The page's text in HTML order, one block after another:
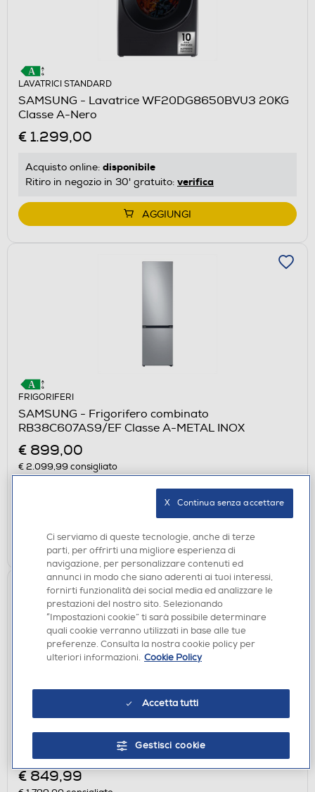
LAVATRICI STANDARD
SAMSUNG - Lavatrice WF20DG8650BVU3 20KG
Classe A-Nero
€ 1.299,00
Acquisto online: disponibile
Ritiro in negozio in 30' gratuito: verifica
AGGIUNGI
FRIGORIFERI
SAMSUNG - Frigorifero combinato
RB38C607AS9/EF Classe A-METAL INOX
€ 899,00
€ 2.099,99 consigliato
Ritiro in negozio in 30' gratuito: verifica
AGGIUNGI
SAMSUNG - Frigorifero combinato
RB38T607BS9/EF ClasseB 387lt-METAL INOX
€ 849,99
Ci serviamo di queste tecnologie, anche di terze
parti, per offrirti una migliore esperienza di
navigazione, per personalizzare contenuti ed
annunci in modo che siano aderenti ai tuoi interessi,
fornirti funzionalità dei social media ed analizzare le
prestazioni del nostro sito. Selezionando
“Impostazioni cookie” ti sarà possibile determinare
quali cookie verranno utilizzati in base alle tue
preferenze. Consulta la nostra cookie policy per
ulteriori informazioni. Cookie Policy
Accetta tutti
Gestisci cookie
X   Continua senza accettare